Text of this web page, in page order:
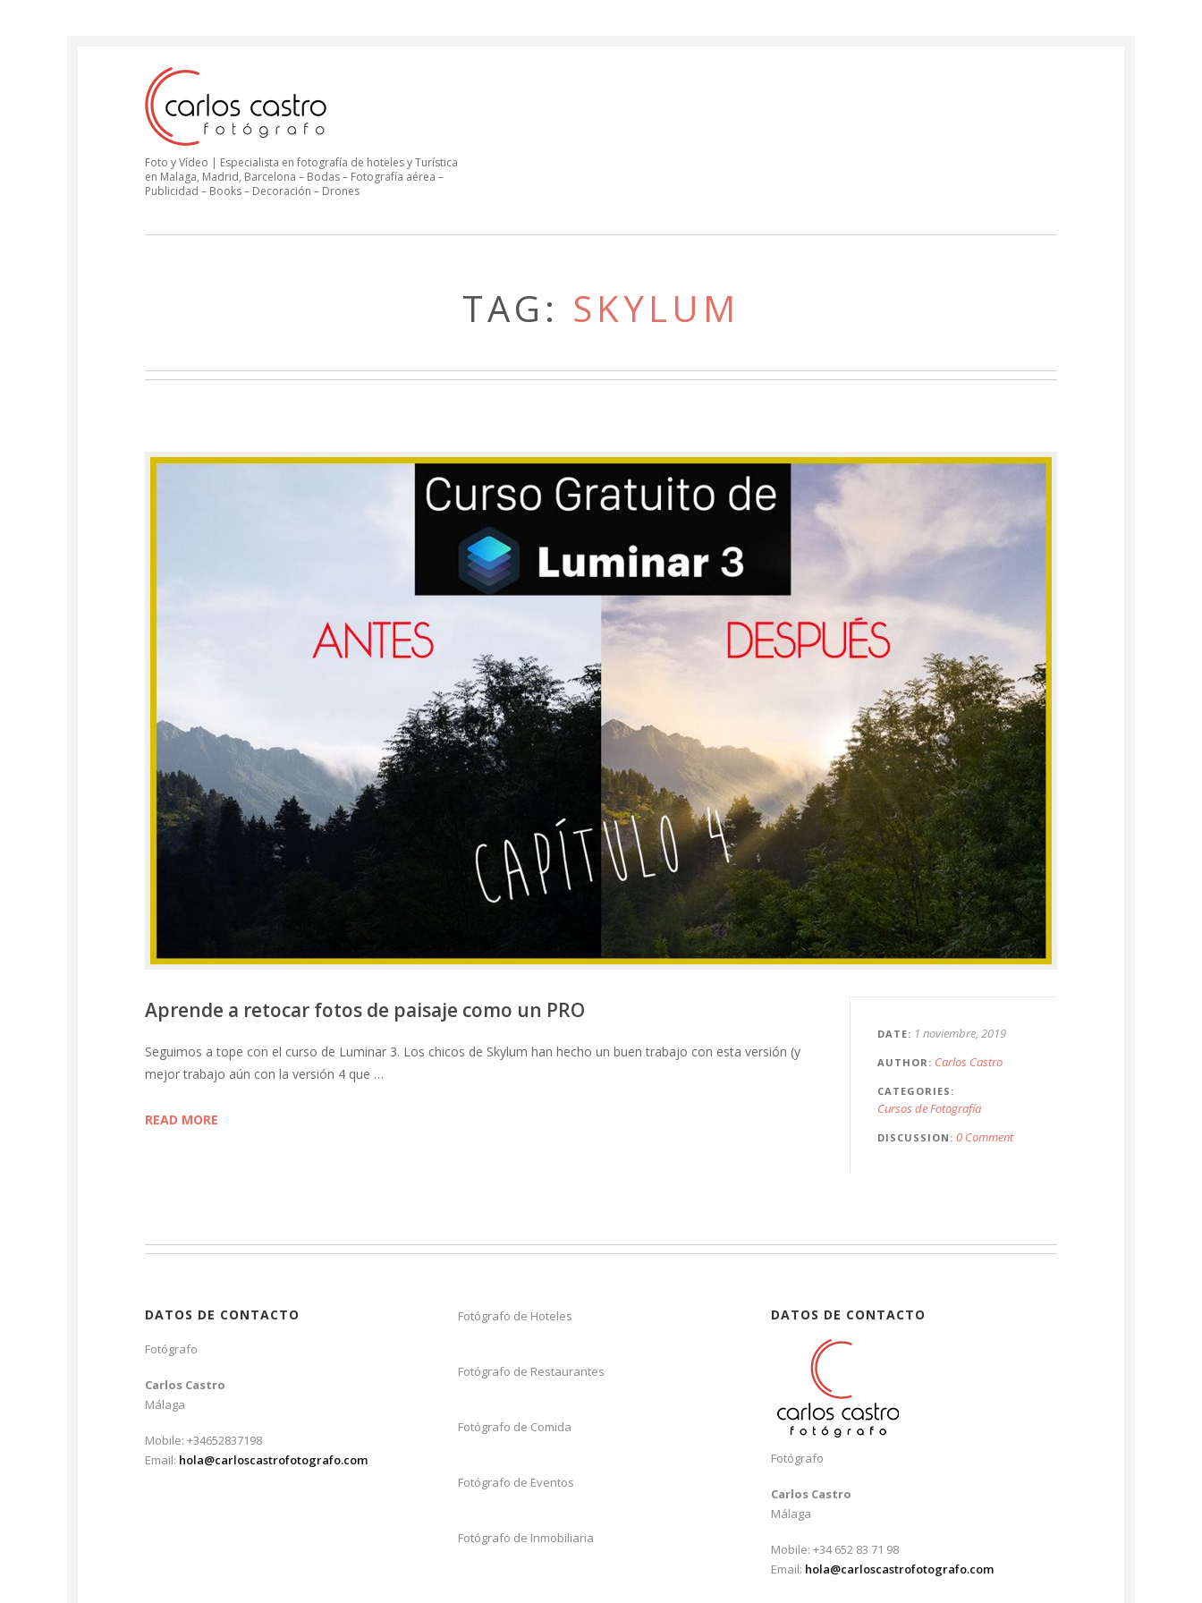
Foto y Vídeo | Especialista en fotografía de hoteles y Turística
en Malaga, Madrid, Barcelona – Bodas – Fotografía aérea –
Publicidad – Books – Decoración – Drones
TAG: SKYLUM
DATE 1 noviembre, 2019
AUTHOR Carlos Castro
CATEGORIES
Cursos de Fotografía
DISCUSSION 0 Comment
Aprende a retocar fotos de paisaje como un PRO
Seguimos a tope con el curso de Luminar 3. Los chicos de Skylum han hecho un buen trabajo con esta versión (y
mejor trabajo aún con la versión 4 que …
READ MORE
DATOS DE CONTACTO
Fotógrafo
Carlos Castro
Málaga
Mobile: +34652837198
Email: hola@carloscastrofotografo.com
Fotógrafo de Hoteles
Fotógrafo de Restaurantes
Fotógrafo de Comida
Fotógrafo de Eventos
Fotógrafo de Inmobiliaria
DATOS DE CONTACTO
Fotógrafo
Carlos Castro
Málaga
Mobile: +34 652 83 71 98
Email: hola@carloscastrofotografo.com